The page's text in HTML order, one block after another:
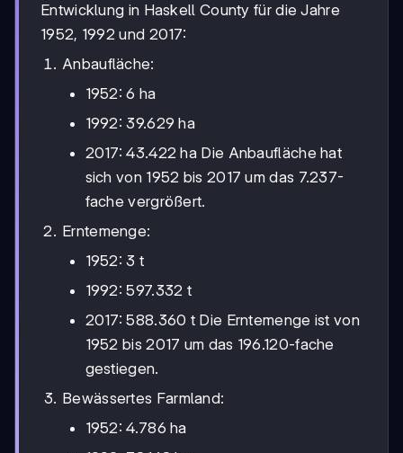
Entwicklung in Haskell County für die Jahre
1952, 1992 und 2017:
Anbaufläche:
1952: 6 ha
1992: 39.629 ha
2017: 43.422 ha Die Anbaufläche hat
sich von 1952 bis 2017 um das 7.237-
fache vergrößert.
Erntemenge:
1952: 3 t
1992: 597.332 t
2017: 588.360 t Die Erntemenge ist von
1952 bis 2017 um das 196.120-fache
gestiegen.
Bewässertes Farmland:
1952: 4.786 ha